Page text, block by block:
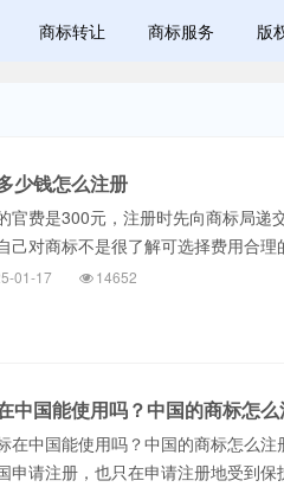
商标转让 商标服务 版
少钱怎么注册
费是300元，注册时先向商标局递
己对商标不是很了解可选择费用合理
01-17 14652
中国能使用吗？中国的商标怎么
中国能使用吗？中国的商标怎么注
申请注册，也只在申请注册地受到保